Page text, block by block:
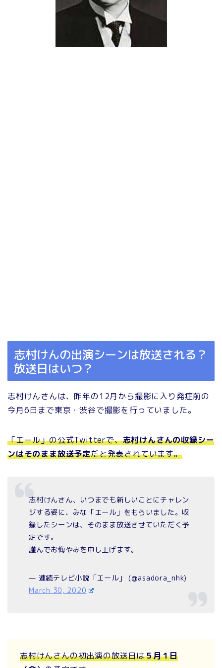
志村けんの出演シーンは放送される？
放送日はいつ？
志村けんさんは、昨年の12月から撮影に入り発症前の
今月6日まで東京・渋谷で撮影を行っていました。
「エール」の公式Twitterで、志村けんさんの収録シー
ンはそのまま放送予定だと発表されています。
志村けんさん、いつまでも新しいことにチャレン
ジする姿に、みな「エール」をもらいました。収
録したシーンは、そのまま放送させていただく予
定です。
謹んでお悔やみを申し上げます。
— 連続テレビ小説「エール」 (@asadora_nhk)
March 30, 2020
志村けんさんの初出演の放送日は５月１日